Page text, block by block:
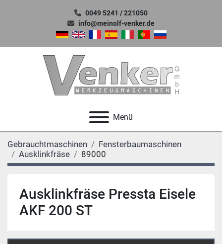
0049 5241 / 221050
info@meinolf-venker.de
Menü
Gebrauchtmaschinen
Fensterbaumaschinen
Ausklinkfräse
89000
Ausklinkfräse Pressta Eisele
AKF 200 ST